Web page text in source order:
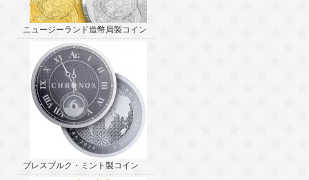
ニュージーランド造幣局製コイン
プレスブルク・ミント製コイン